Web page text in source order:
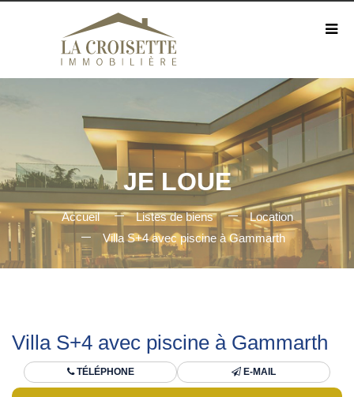
JE LOUE
Accueil Listes de biens
Location
Villa S+4 avec piscine à Gammarth
Villa S+4 avec piscine à Gammarth
TÉLÉPHONE E-MAIL